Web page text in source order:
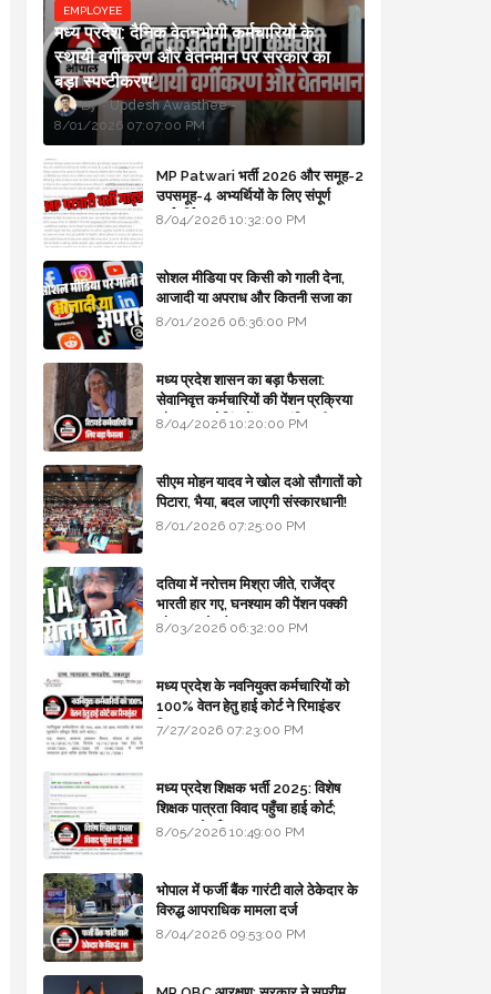
EMPLOYEE
मध्य प्रदेश: दैनिक वेतनभोगी कर्मचारियों के
स्थायी वर्गीकरण और वेतनमान पर सरकार का
बड़ा स्पष्टीकरण
Updesh Awasthee
8/01/2026 07:07:00 PM
MP Patwari भर्ती 2026 और समूह-2
उपसमूह-4 अभ्यर्थियों के लिए संपूर्ण
मार्गदर्शिका
8/04/2026 10:32:00 PM
सोशल मीडिया पर किसी को गाली देना,
आजादी या अपराध और कितनी सजा का
प्रावधान - free legal advice
8/01/2026 06:36:00 PM
मध्य प्रदेश शासन का बड़ा फैसला:
सेवानिवृत्त कर्मचारियों की पेंशन प्रक्रिया
और बजट कोडिंग में हुए क्रांतिकारी
8/04/2026 10:20:00 PM
सीएम मोहन यादव ने खोल दओ सौगातों को
पिटारा, भैया, बदल जाएगी संस्कारधानी!
8/01/2026 07:25:00 PM
दतिया में नरोत्तम मिश्रा जीते, राजेंद्र
भारती हार गए, घनश्याम की पेंशन पक्की
और आशुतोष बैक टू...
8/03/2026 06:32:00 PM
मध्य प्रदेश के नवनियुक्त कर्मचारियों को
100% वेतन हेतु हाई कोर्ट ने रिमाइंडर
लिखा
7/27/2026 07:23:00 PM
मध्य प्रदेश शिक्षक भर्ती 2025: विशेष
शिक्षक पात्रता विवाद पहुँचा हाई कोर्ट;
सरकार से माँगा जवाब
8/05/2026 10:49:00 PM
भोपाल में फर्जी बैंक गारंटी वाले ठेकेदार के
विरुद्ध आपराधिक मामला दर्ज
8/04/2026 09:53:00 PM